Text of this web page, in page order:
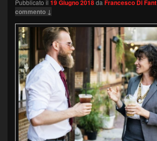
Pubblicato il 19 Giugno 2018da Francesco Di Fant
commento ↓